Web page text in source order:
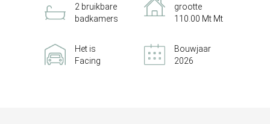
2 bruikbare
badkamers
grootte
110.00 Mt Mt
Het is
Facing
Bouwjaar
2026